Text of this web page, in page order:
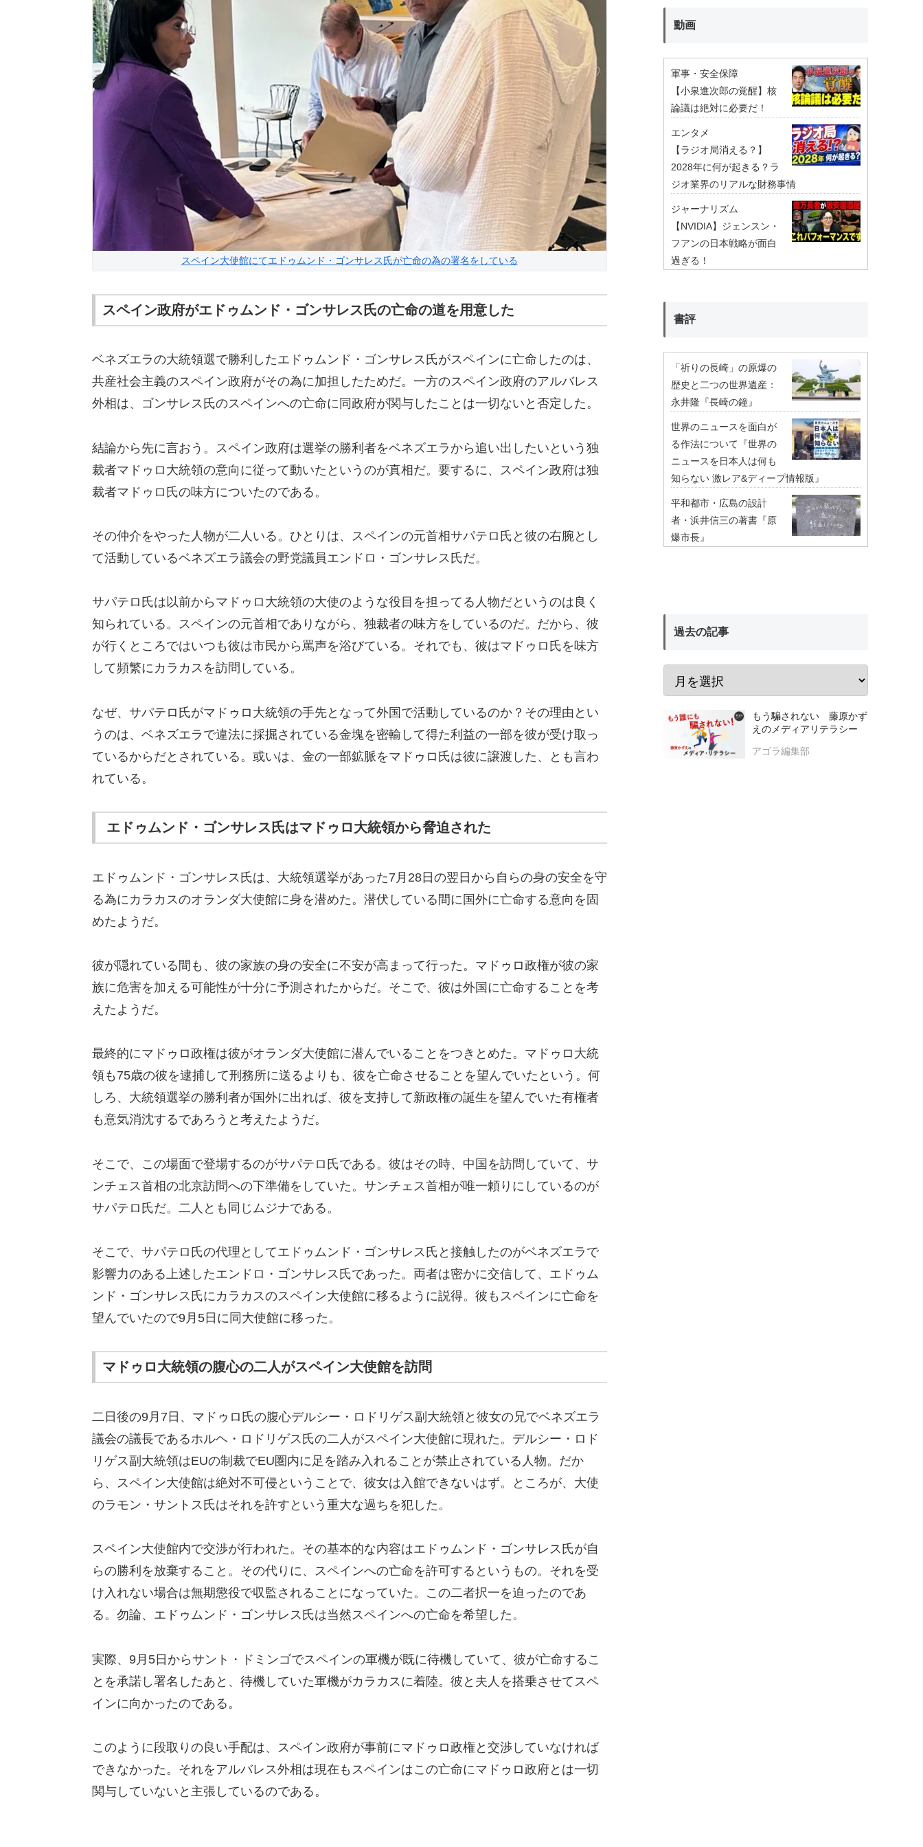
スペイン大使館にてエドゥムンド・ゴンサレス氏が亡命の為の署名をしている
スペイン政府がエドゥムンド・ゴンサレス氏の亡命の道を用意した
ベネズエラの大統領選で勝利したエドゥムンド・ゴンサレス氏がスペインに亡命したのは、
共産社会主義のスペイン政府がその為に加担したためだ。一方のスペイン政府のアルバレス
外相は、ゴンサレス氏のスペインへの亡命に同政府が関与したことは一切ないと否定した。
結論から先に言おう。スペイン政府は選挙の勝利者をベネズエラから追い出したいという独
裁者マドゥロ大統領の意向に従って動いたというのが真相だ。要するに、スペイン政府は独
裁者マドゥロ氏の味方についたのである。
その仲介をやった人物が二人いる。ひとりは、スペインの元首相サパテロ氏と彼の右腕とし
て活動しているベネズエラ議会の野党議員エンドロ・ゴンサレス氏だ。
サパテロ氏は以前からマドゥロ大統領の大使のような役目を担ってる人物だというのは良く
知られている。スペインの元首相でありながら、独裁者の味方をしているのだ。だから、彼
が行くところではいつも彼は市民から罵声を浴びている。それでも、彼はマドゥロ氏を味方
して頻繁にカラカスを訪問している。
なぜ、サパテロ氏がマドゥロ大統領の手先となって外国で活動しているのか？その理由とい
うのは、ベネズエラで違法に採掘されている金塊を密輸して得た利益の一部を彼が受け取っ
ているからだとされている。或いは、金の一部鉱脈をマドゥロ氏は彼に譲渡した、とも言わ
れている。
エドゥムンド・ゴンサレス氏はマドゥロ大統領から脅迫された
エドゥムンド・ゴンサレス氏は、大統領選挙があった7月28日の翌日から自らの身の安全を守
る為にカラカスのオランダ大使館に身を潜めた。潜伏している間に国外に亡命する意向を固
めたようだ。
彼が隠れている間も、彼の家族の身の安全に不安が高まって行った。マドゥロ政権が彼の家
族に危害を加える可能性が十分に予測されたからだ。そこで、彼は外国に亡命することを考
えたようだ。
最終的にマドゥロ政権は彼がオランダ大使館に潜んでいることをつきとめた。マドゥロ大統
領も75歳の彼を逮捕して刑務所に送るよりも、彼を亡命させることを望んでいたという。何
しろ、大統領選挙の勝利者が国外に出れば、彼を支持して新政権の誕生を望んでいた有権者
も意気消沈するであろうと考えたようだ。
そこで、この場面で登場するのがサパテロ氏である。彼はその時、中国を訪問していて、サ
ンチェス首相の北京訪問への下準備をしていた。サンチェス首相が唯一頼りにしているのが
サパテロ氏だ。二人とも同じムジナである。
そこで、サパテロ氏の代理としてエドゥムンド・ゴンサレス氏と接触したのがベネズエラで
影響力のある上述したエンドロ・ゴンサレス氏であった。両者は密かに交信して、エドゥム
ンド・ゴンサレス氏にカラカスのスペイン大使館に移るように説得。彼もスペインに亡命を
望んでいたので9月5日に同大使館に移った。
マドゥロ大統領の腹心の二人がスペイン大使館を訪問
二日後の9月7日、マドゥロ氏の腹心デルシー・ロドリゲス副大統領と彼女の兄でベネズエラ
議会の議長であるホルヘ・ロドリゲス氏の二人がスペイン大使館に現れた。デルシー・ロド
リゲス副大統領はEUの制裁でEU圏内に足を踏み入れることが禁止されている人物。だか
ら、スペイン大使館は絶対不可侵ということで、彼女は入館できないはず。ところが、大使
のラモン・サントス氏はそれを許すという重大な過ちを犯した。
スペイン大使館内で交渉が行われた。その基本的な内容はエドゥムンド・ゴンサレス氏が自
らの勝利を放棄すること。その代りに、スペインへの亡命を許可するというもの。それを受
け入れない場合は無期懲役で収監されることになっていた。この二者択一を迫ったのであ
る。勿論、エドゥムンド・ゴンサレス氏は当然スペインへの亡命を希望した。
実際、9月5日からサント・ドミンゴでスペインの軍機が既に待機していて、彼が亡命するこ
とを承諾し署名したあと、待機していた軍機がカラカスに着陸。彼と夫人を搭乗させてスペ
インに向かったのである。
このように段取りの良い手配は、スペイン政府が事前にマドゥロ政権と交渉していなければ
できなかった。それをアルバレス外相は現在もスペインはこの亡命にマドゥロ政府とは一切
関与していないと主張しているのである。
動画
軍事・安全保障
【小泉進次郎の覚醒】核
論議は絶対に必要だ！
エンタメ
【ラジオ局消える？】
2028年に何が起きる？ラ
ジオ業界のリアルな財務事情
ジャーナリズム
【NVIDIA】ジェンスン・
フアンの日本戦略が面白
過ぎる！
書評
「祈りの長崎」の原爆の
歴史と二つの世界遺産：
永井隆『長崎の鐘』
世界のニュースを面白が
る作法について『世界の
ニュースを日本人は何も
知らない 激レア&ディープ情報版』
平和都市・広島の設計
者・浜井信三の著書『原
爆市長』
過去の記事
もう騙されない 藤原かず
えのメディアリテラシー
アゴラ編集部